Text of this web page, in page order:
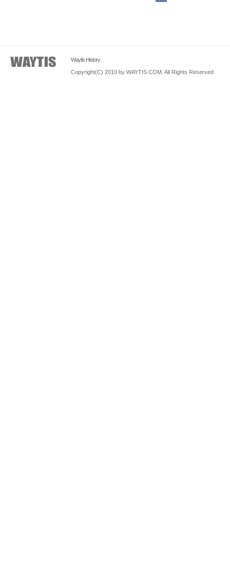
Waytis History
Copyright(C) 2010 by WAYTIS.COM. All Rights Reserved